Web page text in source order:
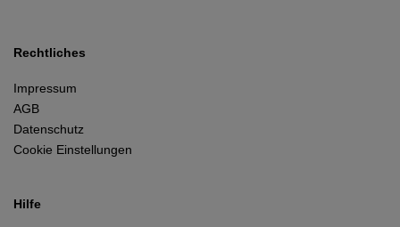
Rechtliches
Impressum
AGB
Datenschutz
Cookie Einstellungen
Hilfe